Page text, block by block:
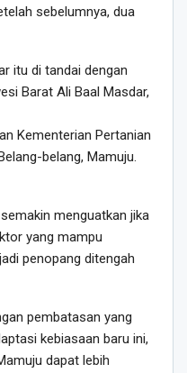
sebelumnya, dua
itu di tandai dengan
Barat Ali Baal Masdar,
Kementerian Pertanian
belang, Mamuju.
menguatkan jika
yang mampu
penopang ditengah
pembatasan yang
kebiasaan baru ini,
dapat lebih